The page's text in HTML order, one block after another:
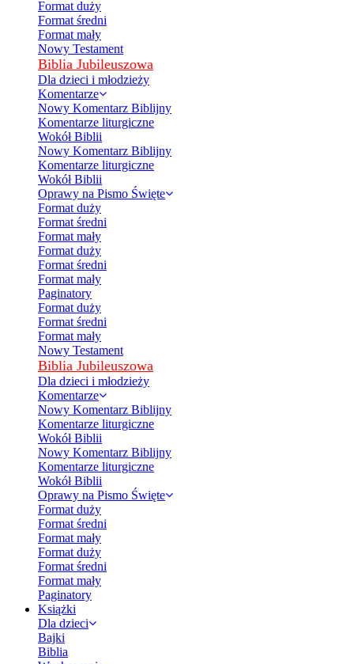
Format duży
Format średni
Format mały
Nowy Testament
Biblia Jubileuszowa
Dla dzieci i młodzieży
Komentarze
Nowy Komentarz Biblijny
Komentarze liturgiczne
Wokół Biblii
Nowy Komentarz Biblijny
Komentarze liturgiczne
Wokół Biblii
Oprawy na Pismo Święte
Format duży
Format średni
Format mały
Format duży
Format średni
Format mały
Paginatory
Format duży
Format średni
Format mały
Nowy Testament
Biblia Jubileuszowa
Dla dzieci i młodzieży
Komentarze
Nowy Komentarz Biblijny
Komentarze liturgiczne
Wokół Biblii
Nowy Komentarz Biblijny
Komentarze liturgiczne
Wokół Biblii
Oprawy na Pismo Święte
Format duży
Format średni
Format mały
Format duży
Format średni
Format mały
Paginatory
Książki
Dla dzieci
Bajki
Biblia